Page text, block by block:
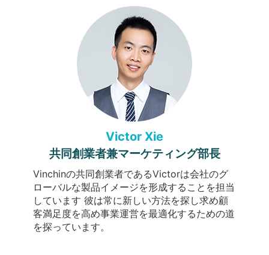
Victor Xie
共同創業者兼マーケティング部長
Vinchinの共同創業者であるVictorは会社のグ
ローバルな製品イメージを形成することを担当
しています 彼は常に新しい方法を探し求め顧
客満足度を高め事業運営を最適化するための道
を探っています。